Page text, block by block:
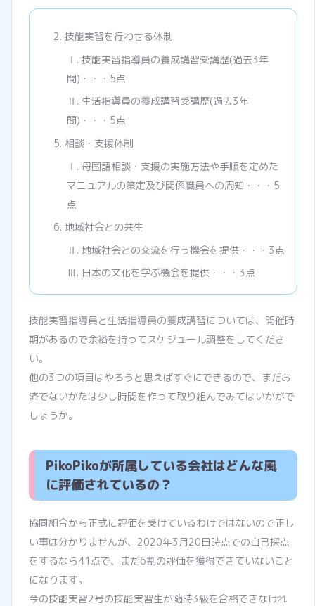
2. 技能実習を行わせる体制
Ⅰ. 技能実習指導員の養成講習受講歴(過去3年
間)・・・5点
Ⅱ. 生活指導員の養成講習受講歴(過去3年
間)・・・5点
5. 相談・支援体制
Ⅰ. 母国語相談・支援の実施方法や手順を定めた
マニュアルの策定及び関係職員への周知・・・5
点
6. 地域社会との共生
Ⅱ. 地域社会との交流を行う機会を提供・・・3点
Ⅲ. 日本の文化を学ぶ機会を提供・・・3点
技能実習指導員と生活指導員の養成講習については、開催時
期があるので余裕を持ってスケジュール調整をしてくださ
い。
他の3つの項目はやろうと思えばすぐにできるので、まだお
済でないかたは少し時間を作って取り組んでみてはいかがで
しょうか。
PikoPikoが所属している会社はどんな風
に評価されているの？
協同組合から正式に評価を受けているわけではないので正し
い事は分かりませんが、2020年3月20日時点での自己採点
をするなら41点で、まだ6割の評価を獲得できていないこと
になります。
今の技能実習2号の技能実習生が随時3級を合格できなけれ